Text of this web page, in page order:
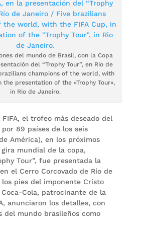
del mundo de Brasil, con la Copa
del “Trophy Tour”, en Río de
champions of the world, with
the presentation of the «Trophy Tour»,
in Rio de Janeiro.
el trofeo más deseado del
89 países de los seis
América), en los próximos
gira mundial de la copa,
Tour”, fue presentada la
el Cerro Corcovado de Río de
los pies del imponente Cristo
Cola, patrocinante de la
anunciaron los detalles, con
del mundo brasileños como